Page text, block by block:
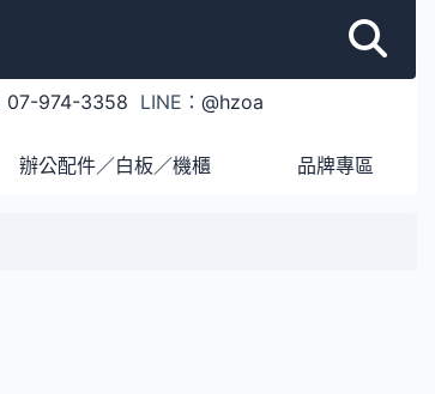
07-974-3358 LINE：@hzoa
辦公配件／白板／機櫃 品牌專區